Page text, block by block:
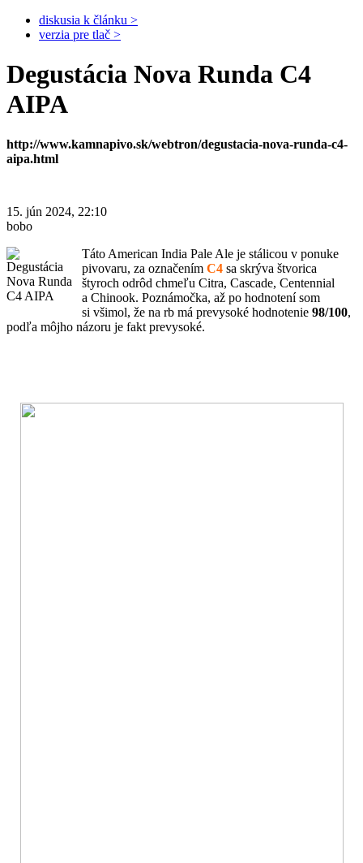
diskusia k článku >
verzia pre tlač >
Degustácia Nova Runda C4
AIPA
http://www.kamnapivo.sk/webtron/degustacia-nova-runda-c4-
aipa.html
15. jún 2024, 22:10
bobo
Táto American India Pale Ale je stálicou v ponuke
pivovaru, za označením C4 sa skrýva štvorica
štyroch odrôd chmeľu Citra, Cascade, Centennial
a Chinook. Poznámočka, až po hodnotení som
si všimol, že na rb má prevysoké hodnotenie 98/100,
podľa môjho názoru je fakt prevysoké.